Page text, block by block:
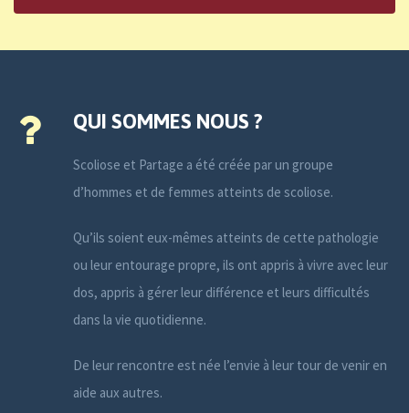
QUI SOMMES NOUS ?
Scoliose et Partage a été créée par un groupe
d’hommes et de femmes atteints de scoliose.
Qu’ils soient eux-mêmes atteints de cette pathologie
ou leur entourage propre, ils ont appris à vivre avec leur
dos, appris à gérer leur différence et leurs difficultés
dans la vie quotidienne.
De leur rencontre est née l’envie à leur tour de venir en
aide aux autres.